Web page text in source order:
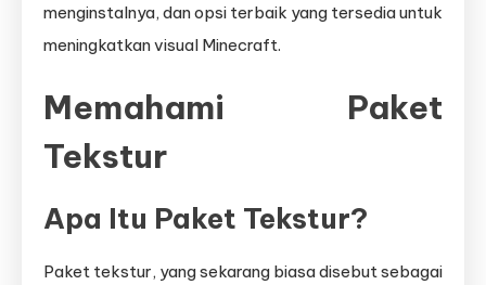
menginstalnya, dan opsi terbaik yang tersedia untuk
meningkatkan visual Minecraft.
Memahami Paket
Tekstur
Apa Itu Paket Tekstur?
Paket tekstur, yang sekarang biasa disebut sebagai